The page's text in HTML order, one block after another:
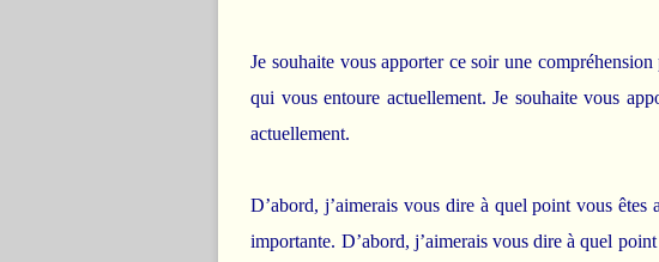
Je souhaite vous apporter ce soir une
qui vous entoure actuellement. Je souhaite vous
actuellement.
D’abord, j’aimerais vous dire à quel point vous
importante. D’abord, j’aimerais vous dire à quel